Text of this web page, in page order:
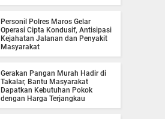
Personil Polres Maros Gelar
Operasi Cipta Kondusif, Antisipasi
Kejahatan Jalanan dan Penyakit
Masyarakat
Gerakan Pangan Murah Hadir di
Takalar, Bantu Masyarakat
Dapatkan Kebutuhan Pokok
dengan Harga Terjangkau